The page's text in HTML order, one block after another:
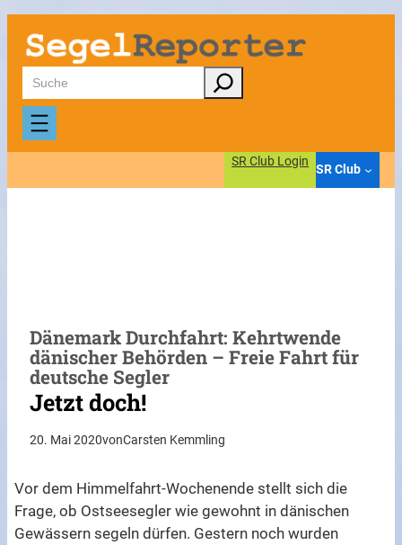
Zum
Inhalt
springen
Suchen
SR Club Login
SR Club
Dänemark Durchfahrt: Kehrtwende
dänischer Behörden – Freie Fahrt für
deutsche Segler
Jetzt doch!
20. Mai 2020vonCarsten Kemmling
Vor dem Himmelfahrt-Wochenende stellt sich die
Frage, ob Ostseesegler wie gewohnt in dänischen
Gewässern segeln dürfen. Gestern noch wurden